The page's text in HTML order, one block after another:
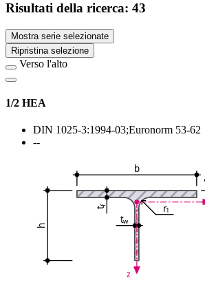
Risultati della ricerca: 43
Mostra serie selezionate
Ripristina selezione
Verso l'alto
1/2 HEA
DIN 1025-3:1994-03;Euronorm 53-62
--
b
h
t
f
tw
r1
z